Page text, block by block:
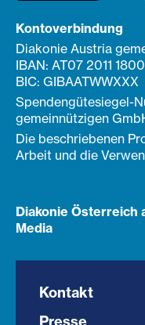
Kontoverbindung
Diakonie Austria
IBAN: AT07 2011
BIC: GIBAATWWXXX
Spendengütesiegel-
gemeinnützigen
Die beschriebenen
Arbeit und die
Diakonie Österreich
Media
Kontakt
Presse